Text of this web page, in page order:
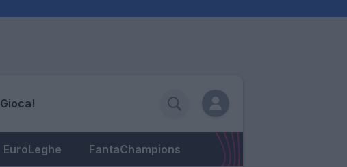
Gioca!
EuroLeghe FantaChampions